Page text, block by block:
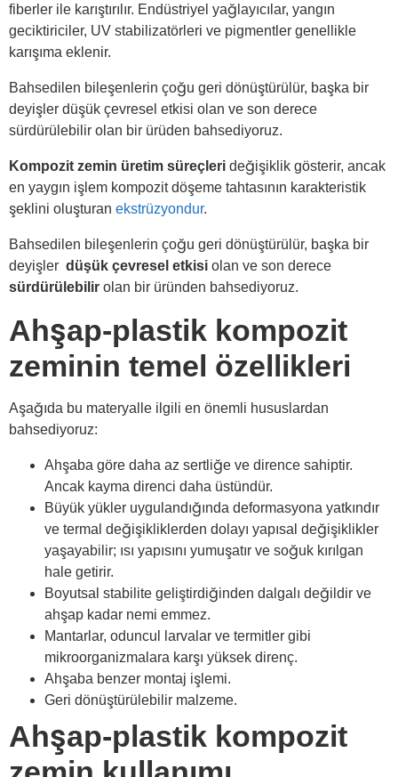
fiberler ile karıştırılır. Endüstriyel yağlayıcılar, yangın
geciktiriciler, UV stabilizatörleri ve pigmentler genellikle
karışıma eklenir.
Bahsedilen bileşenlerin çoğu geri dönüştürülür, başka bir
deyişler düşük çevresel etkisi olan ve son derece
sürdürülebilir olan bir ürüden bahsediyoruz.
Kompozit zemin üretim süreçleri değişiklik gösterir, ancak
en yaygın işlem kompozit döşeme tahtasının karakteristik
şeklini oluşturan ekstrüzyondur.
Bahsedilen bileşenlerin çoğu geri dönüştürülür, başka bir
deyişler düşük çevresel etkisi olan ve son derece
sürdürülebilir olan bir üründen bahsediyoruz.
Ahşap-plastik kompozit
zeminin temel özellikleri
Aşağıda bu materyalle ilgili en önemli hususlardan
bahsediyoruz:
Ahşaba göre daha az sertliğe ve dirence sahiptir.
Ancak kayma direnci daha üstündür.
Büyük yükler uygulandığında deformasyona yatkındır
ve termal değişikliklerden dolayı yapısal değişiklikler
yaşayabilir; ısı yapısını yumuşatır ve soğuk kırılgan
hale getirir.
Boyutsal stabilite geliştirdiğinden dalgalı değildir ve
ahşap kadar nemi emmez.
Mantarlar, oduncul larvalar ve termitler gibi
mikroorganizmalara karşı yüksek direnç.
Ahşaba benzer montaj işlemi.
Geri dönüştürülebilir malzeme.
Ahşap-plastik kompozit